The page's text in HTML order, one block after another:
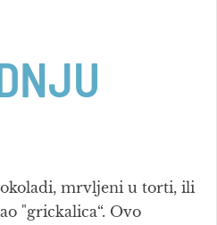
mrvljeni u torti, ili
"grickalica“. Ovo